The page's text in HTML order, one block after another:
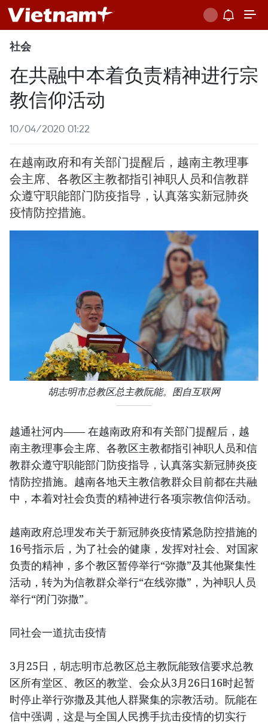
社会
在共融中本着负责精神进行宗
教信仰活动
10/04/2020 01:22
在越南政府和有关部门提醒后，越南主教理事
会主席、各教区主教都指引神职人员和信教群
众遵守职能部门防疫指导，认真落实新冠肺炎
疫情防控措施。
胡志明市总教区总主教阮能。图自互联网
越通社河内—— 在越南政府和有关部门提醒后，越
南主教理事会主席、各教区主教都指引神职人员和信
教群众遵守职能部门防疫指导，认真落实新冠肺炎疫
情防控措施。越南各地天主教信教群众目前都在共融
中，本着对社会负责的精神进行各项宗教信仰活动。
越南政府总理发布关于新冠肺炎疫情紧急防控措施的
16号指示后，为了社会的健康，发挥对社会、对国家
负责的精神，多个教区暂停举行“弥撒”及其他聚集性
活动，转为为信教群众举行“在线弥撒”，为神职人员
举行“闭门弥撒”。
同社会一道抗击疫情
3月25日，胡志明市总教区总主教阮能致信要求总教
区所有堂区、教区的教堂、会众从3月26日16时起暂
时停止举行弥撒及其他人群聚集的宗教活动。阮能在
信中强调，这是与全国人民携手抗击疫情的切实行